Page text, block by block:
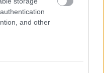
and other